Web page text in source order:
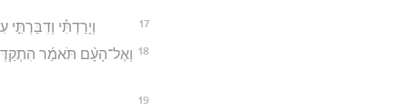
17 וְיָרַדְתִּ֗י
18 וְאֶל־הָעָ֨ם תֹּאמַ֜ר
19